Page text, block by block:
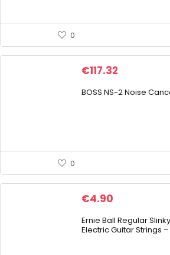
0
€117.32
BOSS NS-2 Noise
0
€4.90
Ernie Ball Regular
Electric Guitar Strings